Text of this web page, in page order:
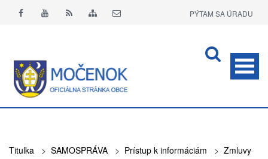
PÝTAM SA ÚRADU
Titulka > SAMOSPRÁVA > Prístup k informáciám > Zmluvy